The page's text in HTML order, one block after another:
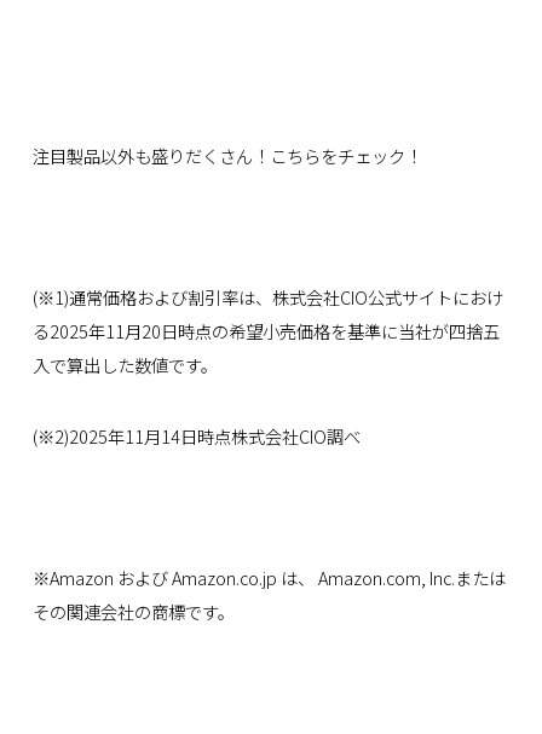
注目製品以外も盛りだくさん！ こちらをチェック！
(※1)通常価格および割引率は、株式会社CIO公式サイトにおけ
る2025年11月20日時点の希望小売価格を基準に当社が四捨五
入で算出した数値です。
(※2)2025年11月14日時点株式会社CIO調べ
※Amazon および Amazon.co.jp は、 Amazon.com, Inc.または
その関連会社の商標です。